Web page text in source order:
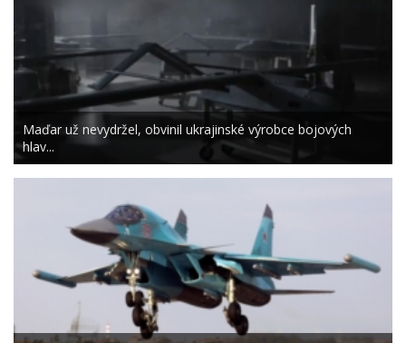
Maďar už nevydržel, obvinil ukrajinské výrobce bojových
hlav...